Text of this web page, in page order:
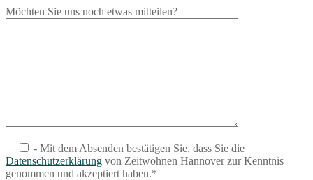
Möchten Sie uns noch etwas mitteilen?
- Mit dem Absenden bestätigen Sie, dass Sie die
Datenschutzerklärung von Zeitwohnen Hannover zur Kenntnis
genommen und akzeptiert haben.*